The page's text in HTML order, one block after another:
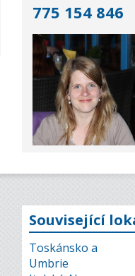
775 154 846
Související
Toskánsko a
Umbrie